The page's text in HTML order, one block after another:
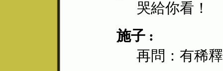
哭給你看！
施子 :
再問：有稀